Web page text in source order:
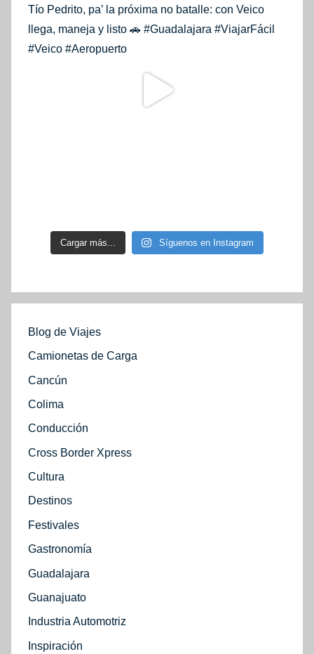
Cargar más... Síguenos en Instagram
Blog de Viajes
Camionetas de Carga
Cancún
Colima
Conducción
Cross Border Xpress
Cultura
Destinos
Festivales
Gastronomía
Guadalajara
Guanajuato
Industria Automotriz
Inspiración